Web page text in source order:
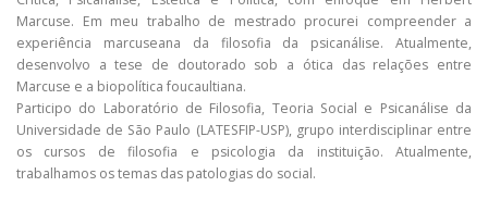
Marcuse. Em meu trabalho de mestrado procurei compreender a
experiência marcuseana da filosofia da psicanálise. Atualmente,
desenvolvo a tese de doutorado sob a ótica das relações entre
Marcuse e a biopolítica foucaultiana.
Participo do Laboratório de Filosofia, Teoria Social e Psicanálise da
Universidade de São Paulo (LATESFIP-USP), grupo interdisciplinar entre
os cursos de filosofia e psicologia da instituição. Atualmente,
trabalhamos os temas das patologias do social.